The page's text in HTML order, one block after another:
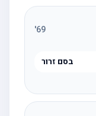
69
'
בסם זרור